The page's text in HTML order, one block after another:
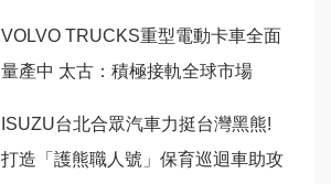
VOLVO TRUCKS重型電動卡車全面
量產中 太古：積極接軌全球市場
ISUZU台北合眾汽車力挺台灣黑熊!
打造「護熊職人號」保育巡迴車助攻